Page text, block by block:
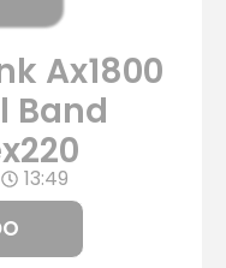
Ax1800
Band
13:49